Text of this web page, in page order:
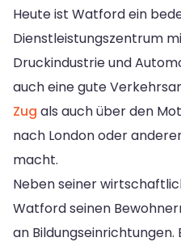
Heute ist Watford ein
Dienstleistungszentrum
Druckindustrie und
auch eine gute
Zug als auch über den
nach London oder
macht.
Neben seiner
Watford seinen
an Bildungseinrichtungen.